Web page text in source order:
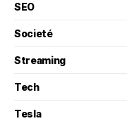
SEO
Societé
Streaming
Tech
Tesla